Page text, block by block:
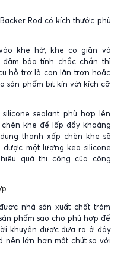
Rod có kích thước phù
khe hở, khe co giãn và
bảo tính chắc chắn thì
hỗ trợ là con lăn trơn hoặc
sản phẩm bịt kín với kích cỡ
sealant phù hợp lên
khe để lấp đầy khoảng
thanh xốp chèn khe sẽ
một lượng keo silicone
quả thi công của công
nhà sản xuất chất trám
phẩm sao cho phù hợp để
khuyên được đưa ra ở đây
nên lớn hơn một chút so với